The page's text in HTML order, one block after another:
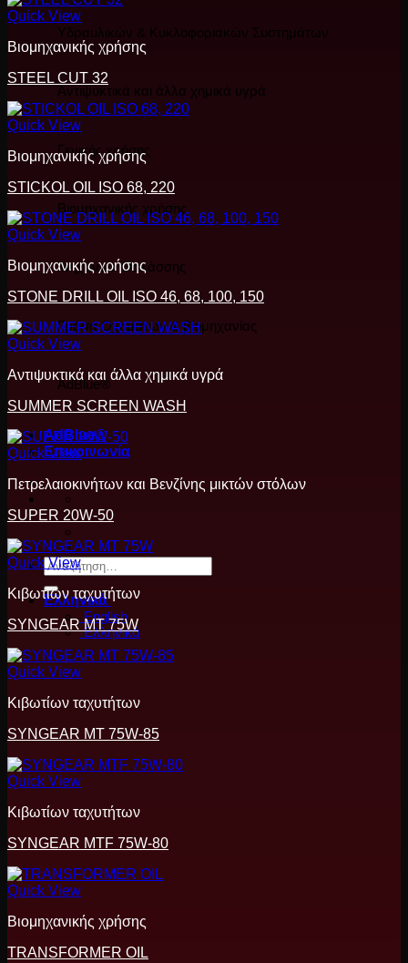
Υδραυλικών & Κυκλοφοριακών Συστημάτων
Αντιψυκτικά και άλλα χημικά υγρά
Γενικής χρήσης
Βιομηχανικής χρήσης
Μηχανών Θαλάσσης
Γράσα Οχημάτων & βιομηχανίας
AdBlue®
AdBlue®
Επικοινωνία
Αναζήτηση
για:
Ελληνικά
English
Ελληνικά
Quick View
Βιομηχανικής χρήσης
STEEL CUT 32
Quick View
Βιομηχανικής χρήσης
STICKOL OIL ISO 68, 220
Quick View
Βιομηχανικής χρήσης
STONE DRILL OIL ISO 46, 68, 100, 150
Quick View
Αντιψυκτικά και άλλα χημικά υγρά
SUMMER SCREEN WASH
Quick View
Πετρελαιοκινήτων και Βενζίνης μικτών στόλων
SUPER 20W-50
Quick View
Κιβωτίων ταχυτήτων
SYNGEAR MT 75W
Quick View
Κιβωτίων ταχυτήτων
SYNGEAR MT 75W-85
Quick View
Κιβωτίων ταχυτήτων
SYNGEAR MTF 75W-80
Quick View
Βιομηχανικής χρήσης
TRANSFORMER OIL